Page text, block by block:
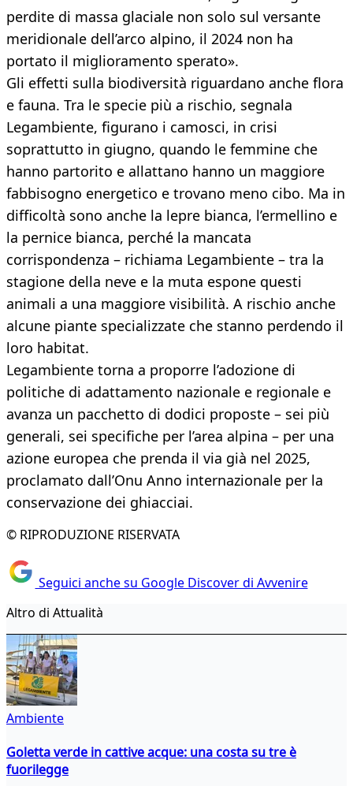
perdite di massa glaciale non solo sul versante
meridionale dell’arco alpino, il 2024 non ha
portato il miglioramento sperato».
Gli effetti sulla biodiversità riguardano anche flora
e fauna. Tra le specie più a rischio, segnala
Legambiente, figurano i camosci, in crisi
soprattutto in giugno, quando le femmine che
hanno partorito e allattano hanno un maggiore
fabbisogno energetico e trovano meno cibo. Ma in
difficoltà sono anche la lepre bianca, l’ermellino e
la pernice bianca, perché la mancata
corrispondenza – richiama Legambiente – tra la
stagione della neve e la muta espone questi
animali a una maggiore visibilità. A rischio anche
alcune piante specializzate che stanno perdendo il
loro habitat.
Legambiente torna a proporre l’adozione di
politiche di adattamento nazionale e regionale e
avanza un pacchetto di dodici proposte – sei più
generali, sei specifiche per l’area alpina – per una
azione europea che prenda il via già nel 2025,
proclamato dall’Onu Anno internazionale per la
conservazione dei ghiacciai.
© RIPRODUZIONE RISERVATA
Seguici anche su Google Discover di Avvenire
Altro di Attualità
Ambiente
Goletta verde in cattive acque: una costa su tre è
fuorilegge